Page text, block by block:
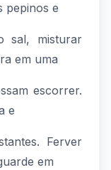
pepinos e
sal, misturar
em uma
escorrer.
e
Ferver
em